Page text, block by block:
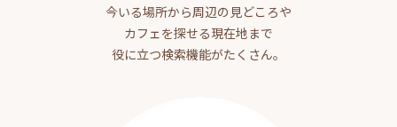
今いる場所から周辺の見どころや
カフェを探せる現在地まで
役に立つ検索機能がたくさん。